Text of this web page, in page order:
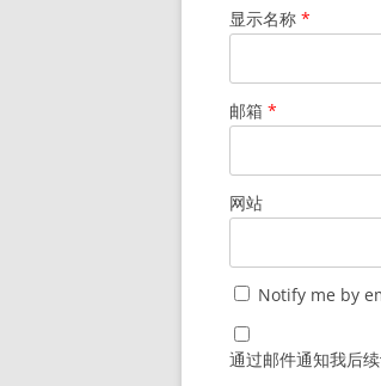
显示名称 *
邮箱 *
网站
Notify me by
通过邮件通知我后